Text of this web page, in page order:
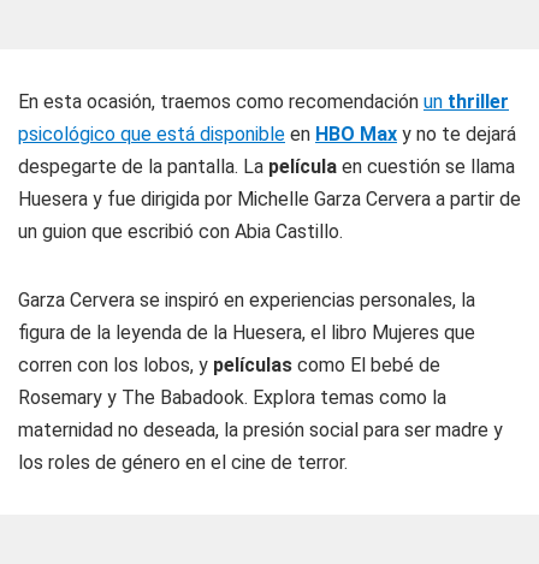
En esta ocasión, traemos como recomendación un thriller
psicológico que está disponible en HBO Max y no te dejará
despegarte de la pantalla. La película en cuestión se llama
Huesera y fue dirigida por Michelle Garza Cervera a partir de
un guion que escribió con Abia Castillo.
Garza Cervera se inspiró en experiencias personales, la
figura de la leyenda de la Huesera, el libro Mujeres que
corren con los lobos, y películas como El bebé de
Rosemary y The Babadook. Explora temas como la
maternidad no deseada, la presión social para ser madre y
los roles de género en el cine de terror.